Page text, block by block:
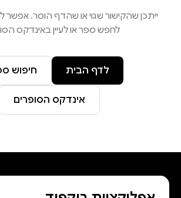
ייתכן שהקישור שגוי או שהדף הוסר. אפשר
לחפש ספר או לעיין באינדקס
לדף הבית חיפוש
אינדקס הסופרים